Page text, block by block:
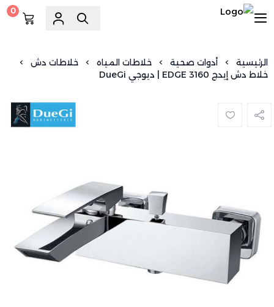
0
الرئيسية أدوات صحية خلاطات المياه
خلاطات دش
خلاط دش إيدج EDGE 3160 | ديوجي DueGi